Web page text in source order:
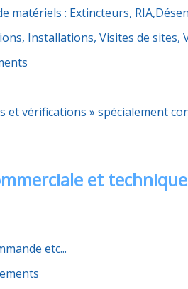
: Extincteurs,
Installations, Visites de sites,
et vérifications »
et technique
etc...